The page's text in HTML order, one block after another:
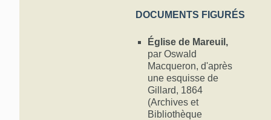
DOCUMENTS FIGURÉS
Église de Mareuil,
par Oswald
Macqueron, d'après
une esquisse de
Gillard, 1864
(Archives et
Bibliothèque